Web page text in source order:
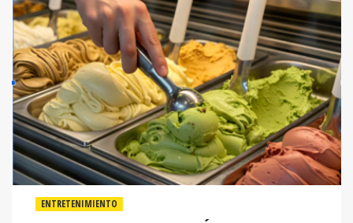
ENTRETENIMIENTO